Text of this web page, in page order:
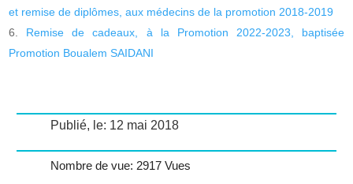
et remise de diplômes, aux médecins de la promotion 2018-2019
Remise de cadeaux, à la Promotion 2022-2023, baptisée
Promotion Boualem SAIDANI
Publié, le: 12 mai 2018
Nombre de vue: 2917 Vues